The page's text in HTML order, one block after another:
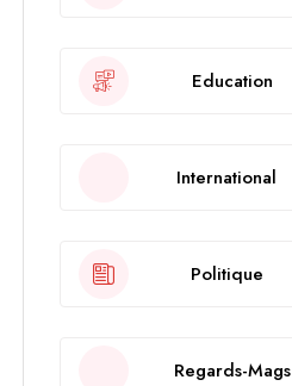
Education
International
Politique
Regards-Mags